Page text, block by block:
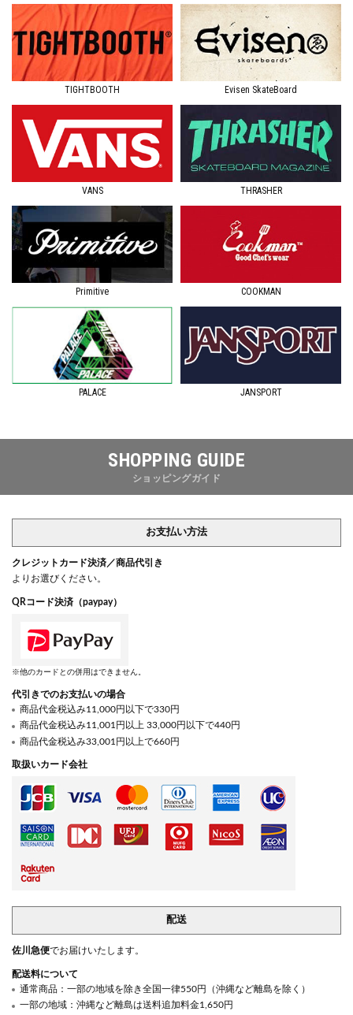
TIGHTBOOTH Evisen SkateBoard
VANS THRASHER
Primitive COOKMAN
PALACE JANSPORT
SHOPPING GUIDE
ショッピングガイド
お支払い方法
クレジットカード決済／商品代引き
よりお選びください。
QRコード決済（paypay）
※他のカードとの併用はできません。
代引きでのお支払いの場合
商品代金税込み11,000円以下で330円
商品代金税込み11,001円以上 33,000円以下で440円
商品代金税込み33,001円以上で660円
取扱いカード会社
配送
佐川急便でお届けいたします。
配送料について
通常商品：一部の地域を除き全国一律550円（沖縄など離島を除く）
一部の地域：沖縄など離島は送料追加料金1,650円